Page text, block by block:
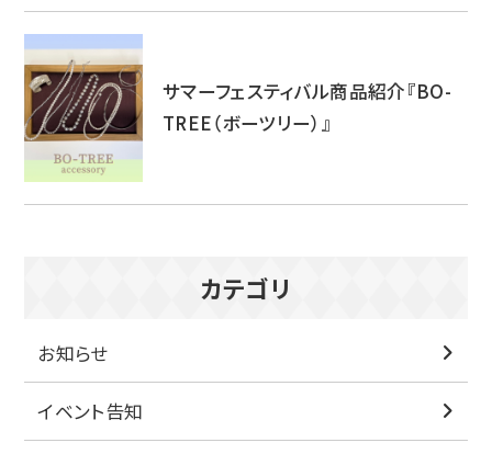
サマーフェスティバル商品紹介『BO-
TREE（ボーツリー）』
カテゴリ
お知らせ
イベント告知